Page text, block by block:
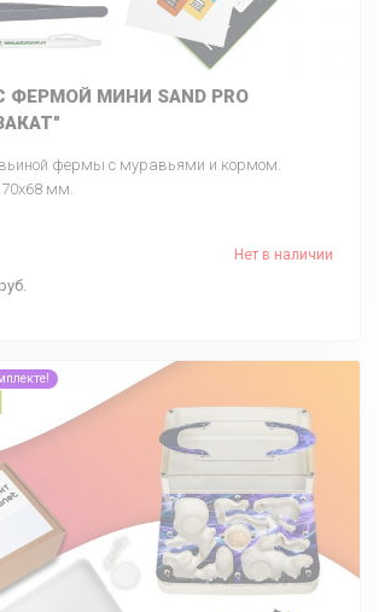
МИНИ SAND PRO
фермы с муравьями и кормом.
мм.
руб.
Нет в наличии